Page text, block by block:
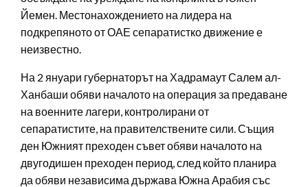
Йемен. Местонахождението на лидера на
подкрепяното от ОАЕ сепаратистко движение е
неизвестно.
На 2 януари губернаторът на Хадрамаут Салем ал-
Ханбаши обяви началото на операция за предаване
на военните лагери, контролирани от
сепаратистите, на правителствените сили. Същия
ден Южният преходен съвет обяви началото на
двугодишен преходен период, след който планира
да обяви независима държава Южна Арабия със